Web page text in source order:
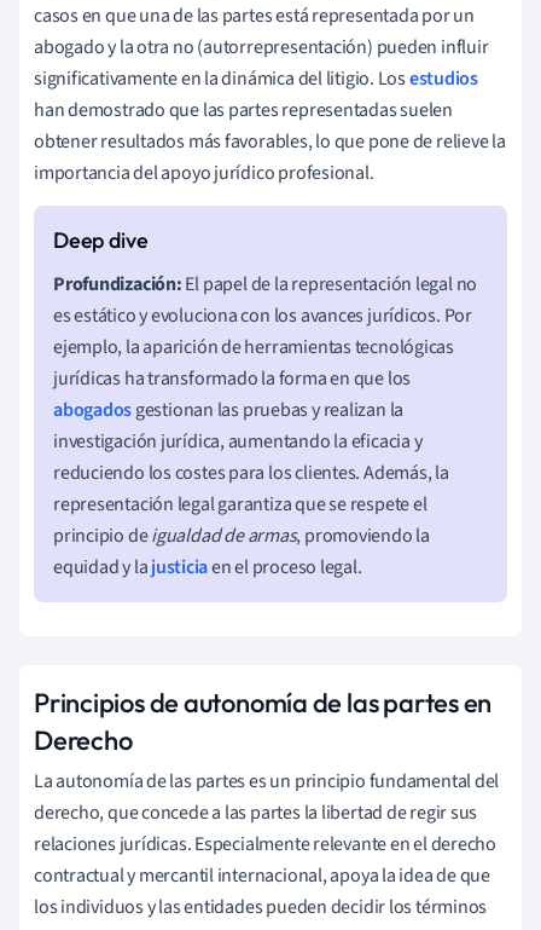
casos en que una de las partes está representada por un
abogado y la otra no (autorrepresentación) pueden influir
significativamente en la dinámica del litigio. Losestudios
han demostrado que las partes representadas suelen
obtener resultados más favorables, lo que pone de relieve la
importancia del apoyo jurídico profesional.
Profundización:El papel de la representación legal no
es estático y evoluciona con los avances jurídicos. Por
ejemplo, la aparición de herramientas tecnológicas
jurídicas ha transformado la forma en que los
abogadosgestionan las pruebas y realizan la
investigación jurídica, aumentando la eficacia y
reduciendo los costes para los clientes. Además, la
representación legal garantiza que se respete el
principio deigualdad de armas, promoviendo la
equidad y lajusticiaen el proceso legal.
Principios de autonomía de las partes en
Derecho
La autonomía de las partes es un principio fundamental del
derecho, que concede a las partes la libertad de regir sus
relaciones jurídicas. Especialmente relevante en el derecho
contractual y mercantil internacional, apoya la idea de que
los individuos y las entidades pueden decidir los términos